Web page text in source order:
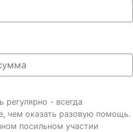
регулярно - всегда
чем оказать разовую помощь.
посильном участии